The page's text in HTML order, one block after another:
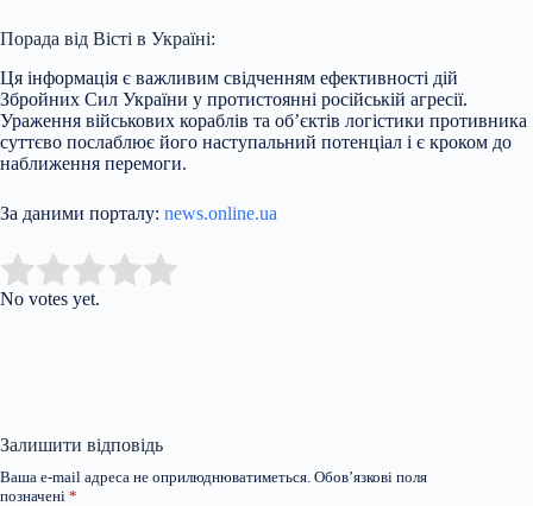
Порада від Вісті в Україні:
Ця інформація є важливим свідченням ефективності дій
Збройних Сил України у протистоянні російській агресії.
Ураження військових кораблів та об’єктів логістики противника
суттєво послаблює його наступальний потенціал і є кроком до
наближення перемоги.
За даними порталу: news.online.ua
Rate this item:
No votes yet.
Залишити відповідь
Ваша e-mail адреса не оприлюднюватиметься. Обов’язкові поля
позначені *